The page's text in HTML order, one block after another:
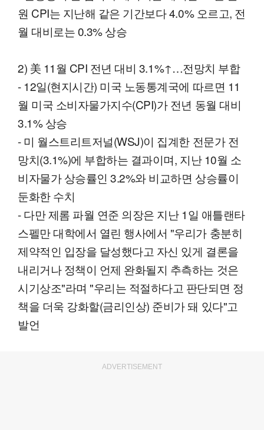
원 CPI는 지난해 같은 기간보다 4.0% 오르고, 전
월 대비로는 0.3% 상승
2) 美 11월 CPI 전년 대비 3.1%↑…전망치 부합
- 12일(현지시간) 미국 노동통계국에 따르면 11
월 미국 소비자물가지수(CPI)가 전년 동월 대비
3.1% 상승
- 미 월스트리트저널(WSJ)이 집계한 전문가 전
망치(3.1%)에 부합하는 결과이며, 지난 10월 소
비자물가 상승률인 3.2%와 비교하면 상승률이
둔화한 수치
- 다만 제롬 파월 연준 의장은 지난 1일 애틀랜타
스펠만 대학에서 열린 행사에서 "우리가 충분히
제약적인 입장을 달성했다고 자신 있게 결론을
내리거나 정책이 언제 완화될지 추측하는 것은
시기상조"라며 "우리는 적절하다고 판단되면 정
책을 더욱 강화할(금리인상) 준비가 돼 있다"고
발언
ADVERTISEMENT